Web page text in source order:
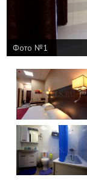
Фото №1